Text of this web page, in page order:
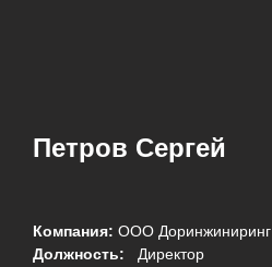
Петров Сергей
Компания: ООО Доринжиниринг
Должность: Директор